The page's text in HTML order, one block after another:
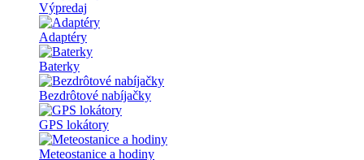
Výpredaj
Adaptéry
Baterky
Bezdrôtové nabíjačky
GPS lokátory
Meteostanice a hodiny